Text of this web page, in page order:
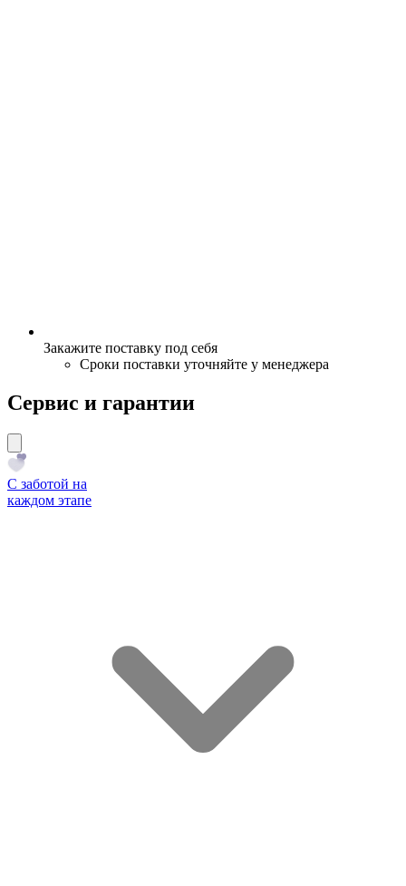
Закажите поставку под себя
Сроки поставки уточняйте у менеджера
Сервис и гарантии
С заботой на
каждом этапе